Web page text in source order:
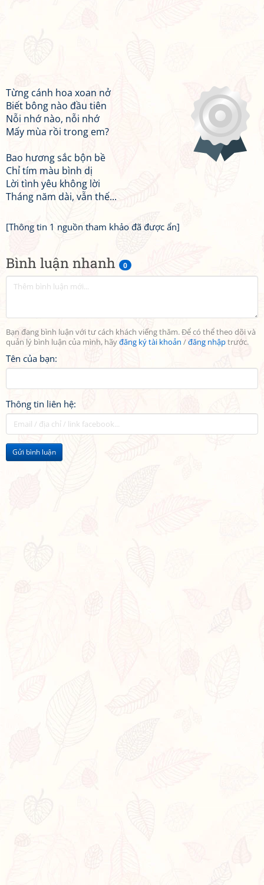
Bình luận nhanh 0
Bạn đang bình luận với tư cách khách viếng thăm. Để có thể theo dõi và
quản lý bình luận của mình, hãyđăng ký tài khoản /đăng nhậptrước.
Tên của bạn:
Thông tin liên hệ:
Gửi bình luận
Từng cánh hoa xoan nở
Biết bông nào đầu tiên
Nỗi nhớ nào, nỗi nhớ
Mấy mùa rồi trong em?
Bao hương sắc bộn bề
Chỉ tím màu bình dị
Lời tình yêu không lời
Tháng năm dài, vẫn thế...
[Thông tin 1 nguồn tham khảo đã được ẩn]